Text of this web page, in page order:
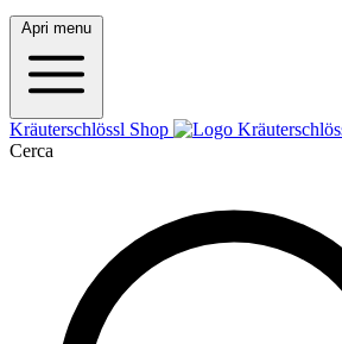
Apri menu
Kräuterschlössl Shop
Cerca